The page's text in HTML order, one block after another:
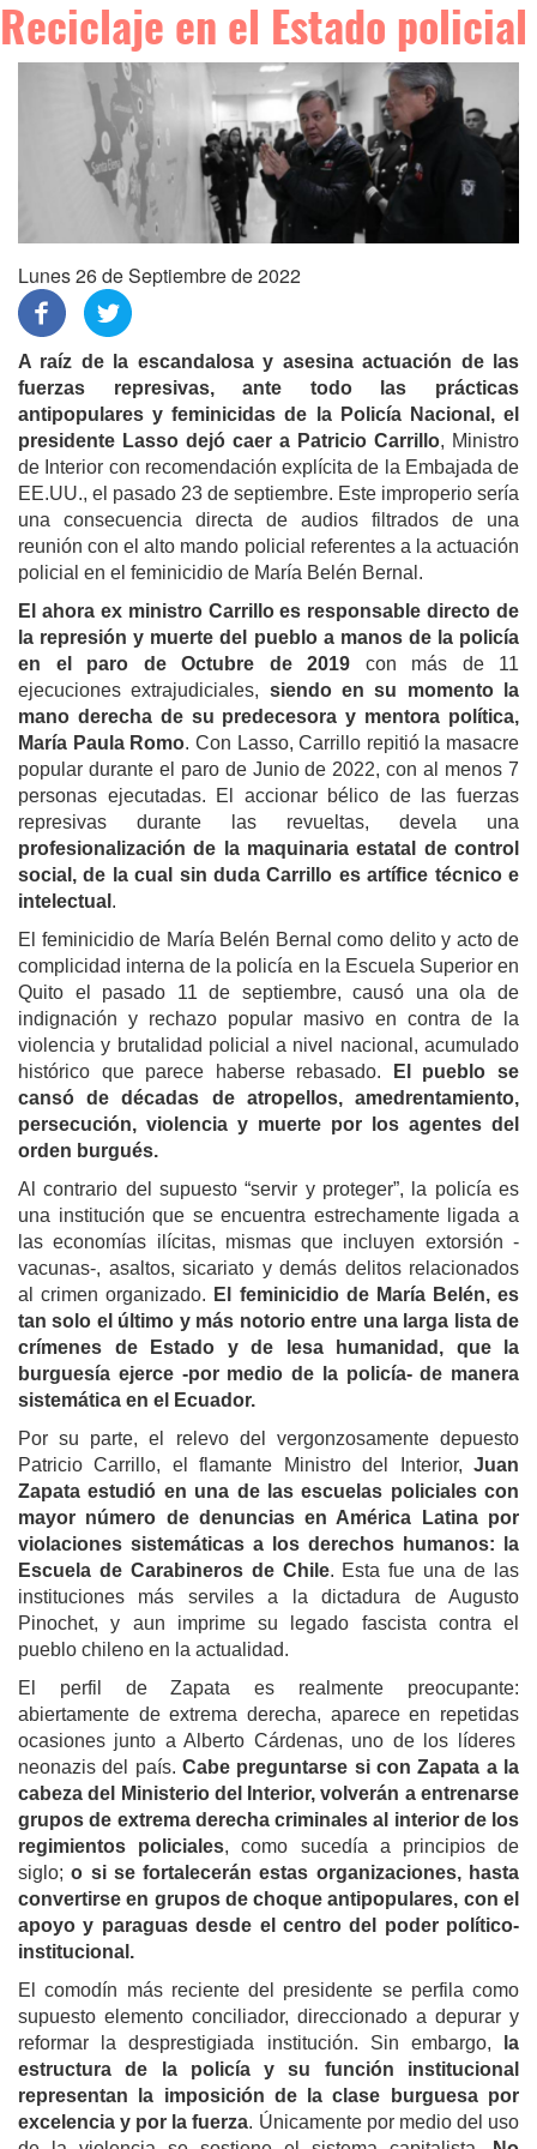
Reciclaje en el Estado policial
Lunes 26 de Septiembre de 2022
A raíz de la escandalosa y asesina actuación de las
fuerzas represivas, ante todo las prácticas
antipopulares y feminicidas de la Policía Nacional, el
presidente Lasso dejó caer a Patricio Carrillo, Ministro
de Interior con recomendación explícita de la Embajada de
EE.UU., el pasado 23 de septiembre. Este improperio sería
una consecuencia directa de audios filtrados de una
reunión con el alto mando policial referentes a la actuación
policial en el feminicidio de María Belén Bernal.
El ahora ex ministro Carrillo es responsable directo de
la represión y muertedel puebloa manos de la policía
en el paro de Octubre de2019 con más de 11
ejecuciones extrajudiciales, siendo en su momentola
mano derecha de su predecesora y mentora política,
María Paula Romo. Con Lasso, Carrillo repitió la masacre
popular durante el paro de Juniode 2022, con al menos 7
personas ejecutadas.
El accionar bélico de las fuerzas
represivas durante las revueltas, devela una
profesionalización de la maquinaria estatal de control
social, de la cual sin duda Carrillo es artífice técnico e
intelectual .
El feminicidio de María Belén Bernal como delito y acto de
complicidad interna de la policía en la Escuela Superior en
Quito el pasado 11 de septiembre, causó una ola de
indignación y rechazo popular masivo en contra de la
violencia y brutalidad policial a nivel nacional, acumulado
histórico que parece haberse rebasado.
El pueblo se
cansó de décadas de atropellos, amedrentamiento,
persecución, violencia y muerte por los agentes del
orden burgués.
Al contrario del supuesto “servir y proteger”, la policía es
una institución que se encuentra estrechamente ligada a
las economías ilícitas, mismas que incluyen extorsión -
vacunas-, asaltos, sicariato y demás delitos relacionados
al crimen organizado. El feminicidio de María Belén, es
tan solo el último y más notorio entre una larga lista de
crímenes de Estado y de lesa humanidad, que la
burguesía ejerce -por medio de la policía-de manera
sistemática en el Ecuador.
Por su parte, el
relevo del vergonzosamente depuesto
Patricio Carrillo, el
flamante Ministro del Interior,Juan
Zapata estudió en una de las escuelas policiales con
mayor número de denunciasen América Latina por
violaciones sistemáticas a los derechos humanos: la
Escuela de Carabineros de Chile. Esta fue una de las
instituciones más servi lesa la dictadura de Augusto
Pinochet, y aun imprime su legado fascista contra el
pueblo chileno en la actualidad.
El perfil de Zapata es realmente preocupante:
abiertamente de extrema derecha, apareceen repetidas
ocasiones junto a Alberto Cárdenas, uno de los líderes
neonazis del país. Cabe preguntarse si con Zapata a la
cabeza del Ministerio del Interior, volverán a entrenarse
grupos de extrema derecha criminales al interior de los
regimientos policiales, como sucedía a principios de
siglo;o si se fortalecerán estas organizaciones, hasta
convertirse en grupos de choque antipopulares, con el
apoyo y paraguas desde el centro del poder político-
institucional.
El comodín más reciente del presidente se perfila como
supuesto elemento conciliador, direccionado a depurar y
reformar la desprestigiada institución. Sin embargo,
la
estructura de la policía y su función institucional
representan la imposición de
laclase burguesa por
excelencia y por la fuerza. Únicamentepor medio del uso